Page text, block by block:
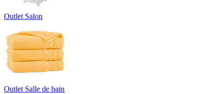
Outlet Salon
Outlet Salle de bain